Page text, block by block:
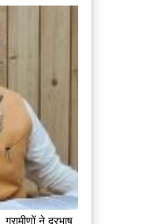
ने दूरभाष